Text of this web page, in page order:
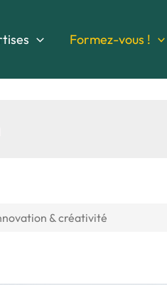
Formez-vous !
& créativité